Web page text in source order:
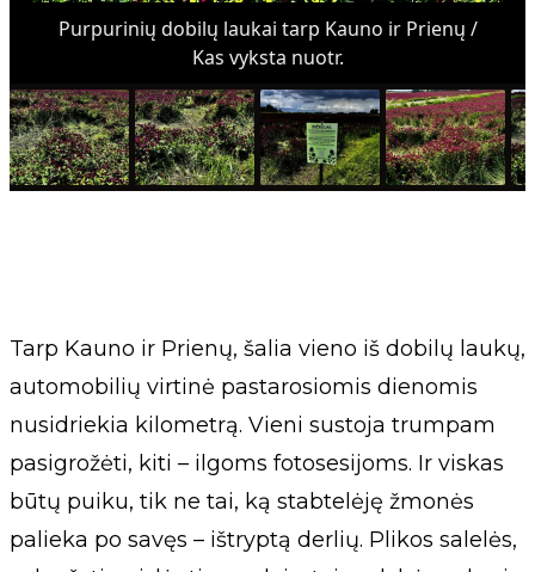
Purpurinių dobilų laukai tarp Kauno ir Prienų /
Kas vyksta nuotr.
Tarp Kauno ir Prienų, šalia vieno iš dobilų laukų,
automobilių virtinė pastarosiomis dienomis
nusidriekia kilometrą. Vieni sustoja trumpam
pasigrožėti, kiti – ilgoms fotosesijoms. Ir viskas
būtų puiku, tik ne tai, ką stabtelėję žmonės
palieka po savęs – ištryptą derlių. Plikos salelės,